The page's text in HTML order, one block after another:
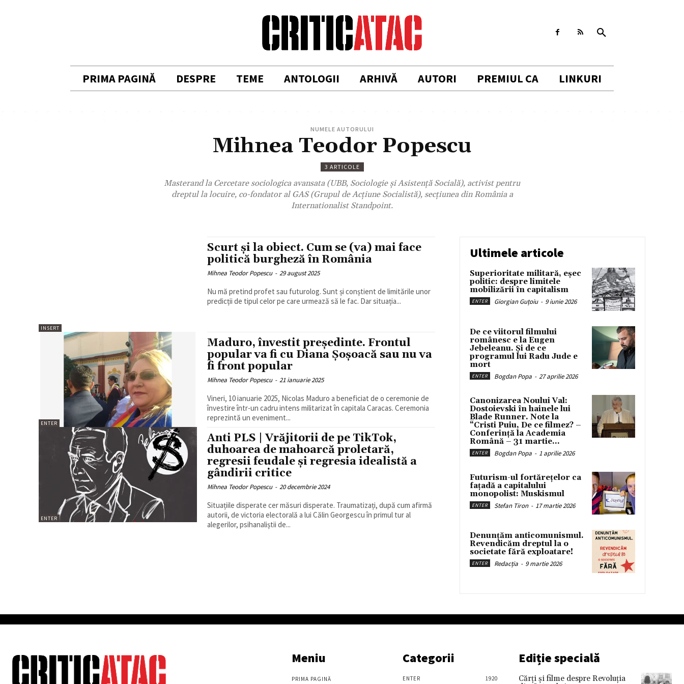
PRIMA PAGINĂ DESPRE TEME ANTOLOGII ARHIVĂ AUTORI PREMIUL CA LINKURI
NUMELE AUTORULUI
Mihnea Teodor Popescu
3 ARTICOLE
Masterand la Cercetare sociologica avansata (UBB, Sociologie și Asistență Socială), activist pentru
dreptul la locuire, co-fondator al GAS (Grupul de Acțiune Socialistă), secțiunea din România a
Internationalist Standpoint.
INSERT
Scurt și la obiect. Cum se (va) mai face
politică burgheză în România
Mihnea Teodor Popescu - 29 august 2025
Nu mă pretind profet sau futurolog. Sunt și conștient de limitările unor
predicții de tipul celor pe care urmează să le fac. Dar situația...
ENTER
Maduro, învestit președinte. Frontul
popular va fi cu Diana Șoșoacă sau nu va
fi front popular
Mihnea Teodor Popescu - 21 ianuarie 2025
Vineri, 10 ianuarie 2025, Nicolas Maduro a beneficiat de o ceremonie de
învestire într-un cadru intens militarizat în capitala Caracas. Ceremonia
reprezintă un eveniment...
ENTER
Anti PLS | Vrăjitorii de pe TikTok,
duhoarea de mahoarcă proletară,
regresii feudale și regresia idealistă a
gândirii critice
Mihnea Teodor Popescu - 20 decembrie 2024
Situațiile disperate cer măsuri disperate. Traumatizați, după cum afirmă
autorii, de victoria electorală a lui Călin Georgescu în primul tur al
alegerilor, psihanaliștii de...
Ultimele articole
Superioritate militară, eșec
politic: despre limitele
mobilizării în capitalism
ENTER Giorgian Guțoiu - 9 iunie 2026
De ce viitorul filmului
românesc e la Eugen
Jebeleanu. Și de ce
programul lui Radu Jude e
mort
ENTER Bogdan Popa - 27 aprilie 2026
Canonizarea Noului Val:
Dostoievski în hainele lui
Blade Runner. Note la
“Cristi Puiu, De ce filmez? –
Conferință la Academia
Română – 31 martie...
ENTER Bogdan Popa - 1 aprilie 2026
Futurism-ul fortărețelor ca
fațadă a capitalului
monopolist: Muskismul
ENTER Stefan Tiron - 17 martie 2026
Denunțăm anticomunismul.
Revendicăm dreptul la o
societate fără exploatare!
ENTER Redacția - 9 martie 2026
Meniu
PRIMA PAGINĂ
Categorii
ENTER 1920
Ediție specială
Cărţi şi filme despre Revoluţia